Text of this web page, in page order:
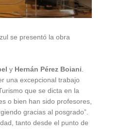
se presentó la obra
y Hernán Pérez Boiani
una excepcional trabajo
que se dicta en la
o bien han sido profesores,
gracias al posgrado”.
tanto desde el punto de